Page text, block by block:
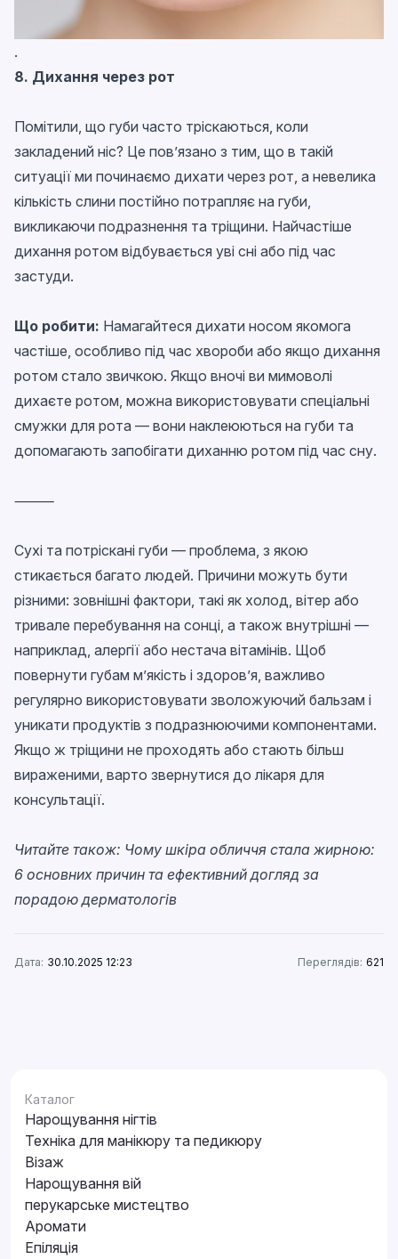
.
8. Дихання через рот
Помітили, що губи часто тріскаються, коли
закладений ніс? Це пов’язано з тим, що в такій
ситуації ми починаємо дихати через рот, а невелика
кількість слини постійно потрапляє на губи,
викликаючи подразнення та тріщини. Найчастіше
дихання ротом відбувається уві сні або під час
застуди.
Що робити: Намагайтеся дихати носом якомога
частіше, особливо під час хвороби або якщо дихання
ротом стало звичкою. Якщо вночі ви мимоволі
дихаєте ротом, можна використовувати спеціальні
смужки для рота — вони наклеюються на губи та
допомагають запобігати диханню ротом під час сну.
⸻
Сухі та потріскані губи — проблема, з якою
стикається багато людей. Причини можуть бути
різними: зовнішні фактори, такі як холод, вітер або
тривале перебування на сонці, а також внутрішні —
наприклад, алергії або нестача вітамінів. Щоб
повернути губам м’якість і здоров’я, важливо
регулярно використовувати зволожуючий бальзам і
уникати продуктів з подразнюючими компонентами.
Якщо ж тріщини не проходять або стають більш
вираженими, варто звернутися до лікаря для
консультації.
Читайте також: Чому шкіра обличчя стала жирною:
6 основних причин та ефективний догляд за
порадою дерматологів
Дата: 30.10.2025 12:23 Переглядів: 621
Каталог
Нарощування нігтів
Техніка для манікюру та педикюру
Візаж
Нарощування вій
перукарське мистецтво
Аромати
Епіляція